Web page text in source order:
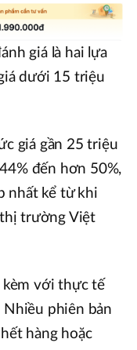
giá là hai lựa
dưới 15 triệu
giá gần 25 triệu
đến hơn 50%,
nhất kể từ khi
trường Việt
kèm với thực tế
Nhiều phiên bản
hàng hoặc